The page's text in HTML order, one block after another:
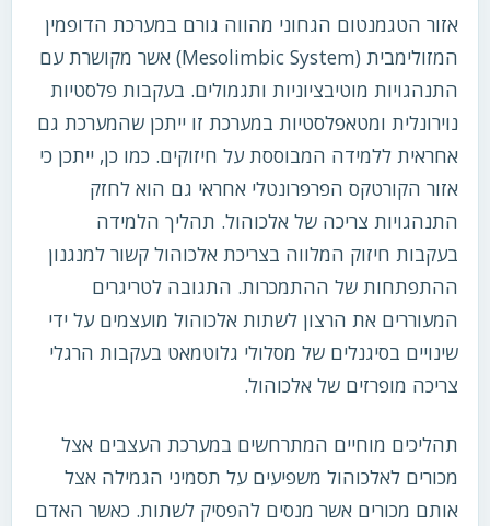
אזור הטגמנטום הגחוני מהווה גורם במערכת הדופמין
המזולימבית (Mesolimbic System) אשר מקושרת עם
התנהגויות מוטיבציוניות ותגמולים. בעקבות פלסטיות
נוירונלית ומטאפלסטיות במערכת זו ייתכן שהמערכת גם
אחראית ללמידה המבוססת על חיזוקים. כמו כן, ייתכן כי
אזור הקורטקס הפרפרונטלי אחראי גם הוא לחזק
התנהגויות צריכה של אלכוהול. תהליך הלמידה
בעקבות חיזוק המלווה בצריכת אלכוהול קשור למנגנון
ההתפתחות של ההתמכרות. התגובה לטריגרים
המעוררים את הרצון לשתות אלכוהול מועצמים על ידי
שינויים בסיגנלים של מסלולי גלוטמאט בעקבות הרגלי
צריכה מופרזים של אלכוהול.
תהליכים מוחיים המתרחשים במערכת העצבים אצל
מכורים לאלכוהול משפיעים על תסמיני הגמילה אצל
אותם מכורים אשר מנסים להפסיק לשתות. כאשר האדם